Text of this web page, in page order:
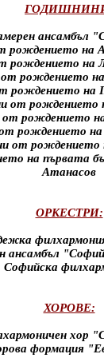
ансамбъл
рождението на
рождението
от рождението
рождението
от
от рождението
от рождението
от рождението
на първата
Атанасов
ОРКЕСТРИ:
ансамбъл
Софийска
ХОРОВЕ:
хор
формация